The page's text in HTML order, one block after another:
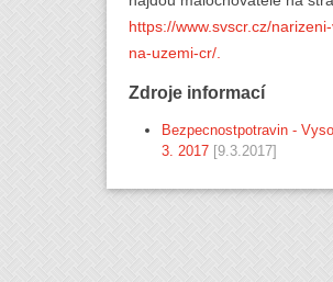
https://www.svscr.cz/
na-uzemi-cr/.
Zdroje informací
Bezpecnostpotravin -
3. 2017 [9.3.2017]